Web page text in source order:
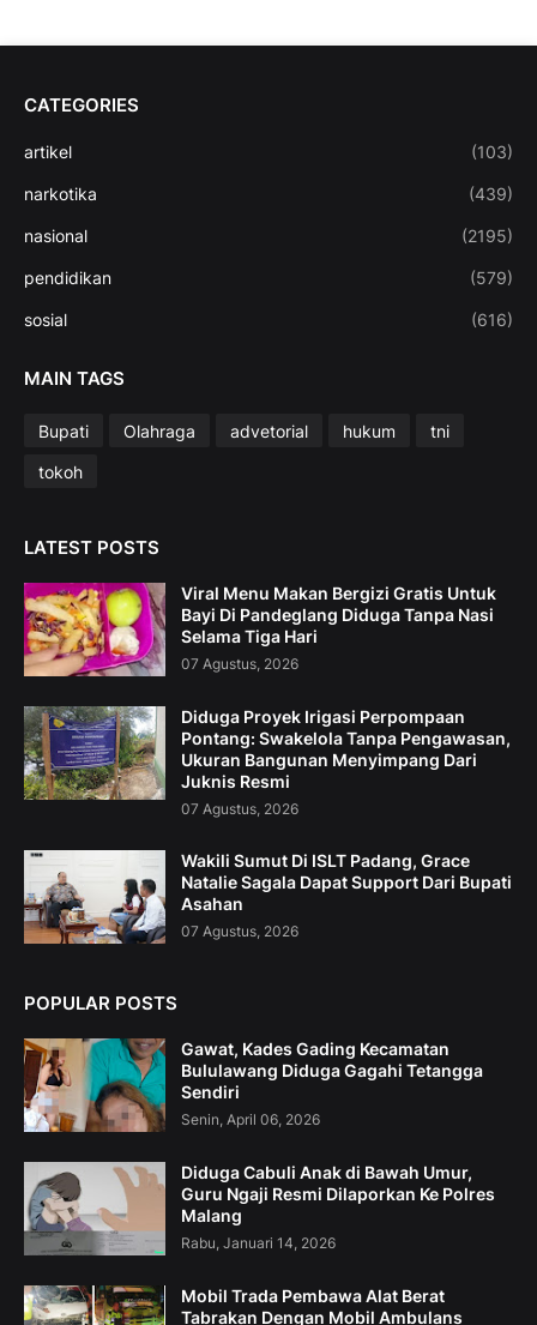
CATEGORIES
artikel (103)
narkotika (439)
nasional (2195)
pendidikan (579)
sosial (616)
MAIN TAGS
Bupati Olahraga advetorial hukum
tni
tokoh
LATEST POSTS
Viral Menu Makan Bergizi Gratis Untuk
Bayi Di Pandeglang Diduga Tanpa Nasi
Selama Tiga Hari
07 Agustus, 2026
Diduga Proyek Irigasi Perpompaan
Pontang: Swakelola Tanpa Pengawasan,
Ukuran Bangunan Menyimpang Dari
Juknis Resmi
07 Agustus, 2026
Wakili Sumut Di ISLT Padang, Grace
Natalie Sagala Dapat Support Dari Bupati
Asahan
07 Agustus, 2026
POPULAR POSTS
Gawat, Kades Gading Kecamatan
Bululawang Diduga Gagahi Tetangga
Sendiri
Senin, April 06, 2026
Diduga Cabuli Anak di Bawah Umur,
Guru Ngaji Resmi Dilaporkan Ke Polres
Malang
Rabu, Januari 14, 2026
Mobil Trada Pembawa Alat Berat
Tabrakan Dengan Mobil Ambulans